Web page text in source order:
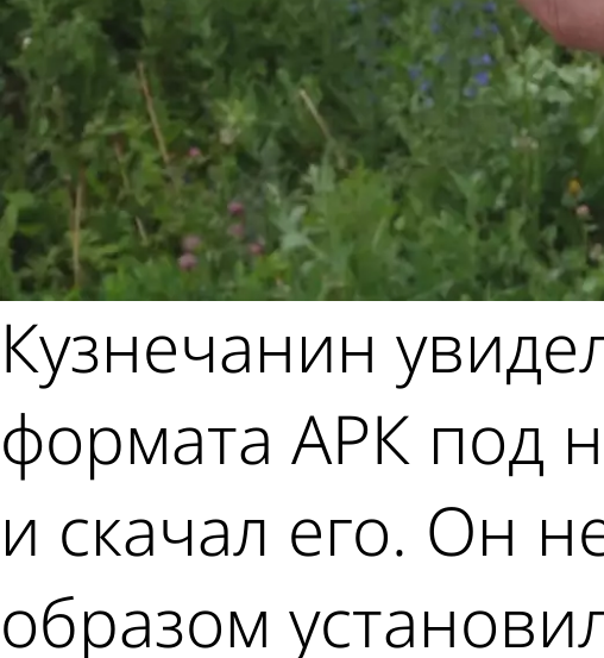
Кузнечанин
формата АРК под
и скачал его. Он
образом